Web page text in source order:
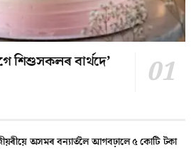
শিশুসকলৰ বাৰ্থদে’
অসমৰ বন্যাৰ্তলৈ আগবঢ়ালে ৫ কোটি টকা